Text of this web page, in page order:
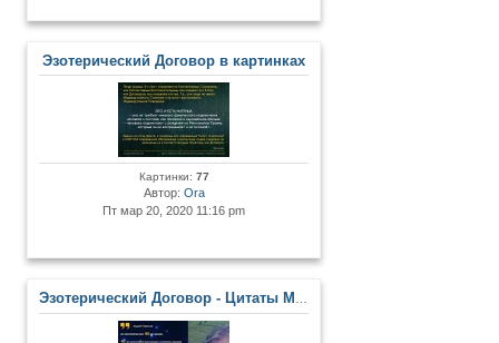
Эзотерический Договор в картинках
Картинки: 77
Автор: Ora
Пт мар 20, 2020 11:16 pm
Эзотерический Договор - Цитаты Мастеров и Развитых Личностей